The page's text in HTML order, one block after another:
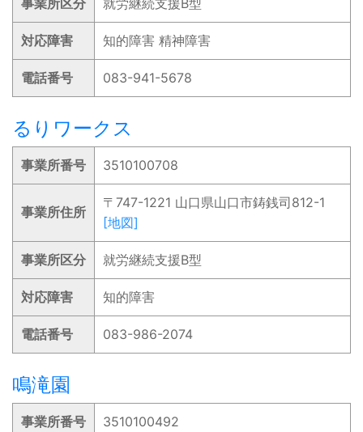
事業所区分 就労継続支援B型
対応障害 知的障害 精神障害
電話番号 083-941-5678
るりワークス
事業所番号 3510100708
事業所住所
〒747-1221 山口県山口市鋳銭司812-1
[地図]
事業所区分 就労継続支援B型
対応障害 知的障害
電話番号 083-986-2074
鳴滝園
事業所番号 3510100492